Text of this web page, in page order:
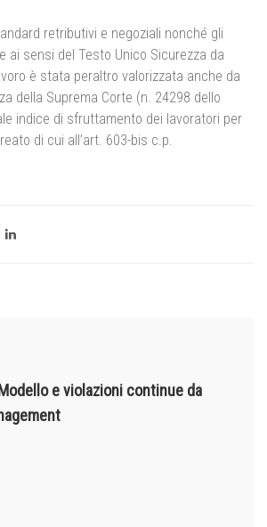
retributivi e negoziali nonché gli
ai sensi del Testo Unico Sicurezza da
è stata peraltro valorizzata anche da
della Suprema Corte (n. 24298 dello
indice di sfruttamento dei lavoratori per
di cui all’art. 603-bis c.p.
e violazioni continue da